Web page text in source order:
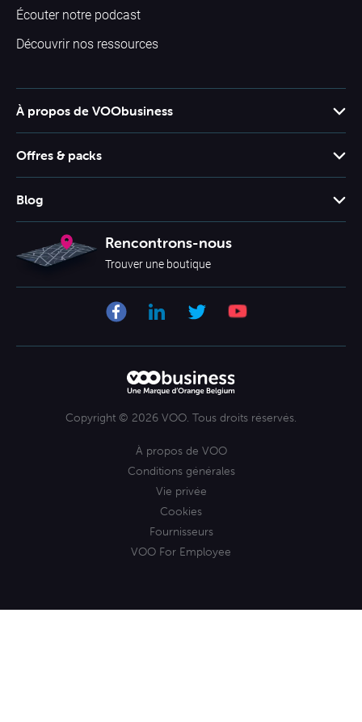
Écouter notre podcast
Découvrir nos ressources
À propos de VOObusiness
Support client
Offres & packs
Offres & packs
Grilles tarifaires
Tarifs mobile
Smartphones
Blog
Booster son business
Business
La technologie VOObusiness
Rencontrons-nous
Trouver une boutique
Copyright © 2026 VOO. Tous droits réservés.
À propos de VOO
Conditions générales
Vie privée
Cookies
Fournisseurs
VOO For Employee